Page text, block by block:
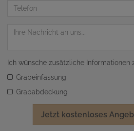
Telefon
Nachricht
Ich wünsche zusätzliche Informationen
Grabeinfassung
Grababdeckung
Jetzt kostenloses